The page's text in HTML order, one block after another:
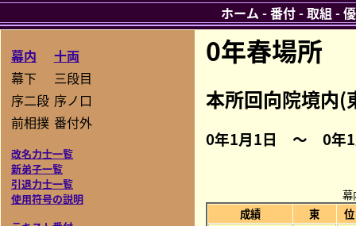
幕内
十両
幕下
三段目
序二段 序ノ口
前相撲 番付外
改名力士一覧
新弟子一覧
引退力士一覧
使用符号の説明
0年春場所
本所回向院境内(
0年1月1日 ～ 0年1
幕
成績
東
位
ホーム -番付-取組 -